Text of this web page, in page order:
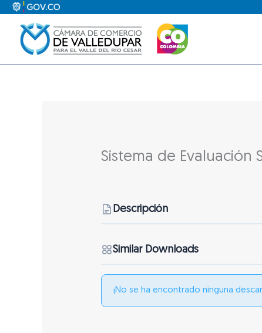
contenido
Sistema de Evaluación
Descripción
Similar Downloads
¡No se ha encontrado ninguna